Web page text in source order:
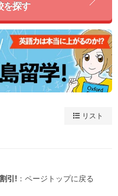
を探す
リスト
引! ：ページトップに戻る